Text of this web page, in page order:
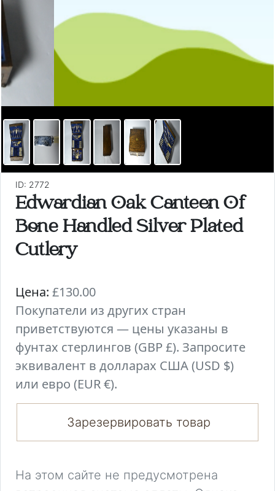
ID: 2772
Edwardian Oak Canteen Of
Bone Handled Silver Plated
Cutlery
Цена: £130.00
Покупатели из других стран
приветствуются — цены указаны в
фунтах стерлингов (GBP £). Запросите
эквивалент в долларах США (USD $)
или евро (EUR €).
Зарезервировать товар
На этом сайте не предусмотрена